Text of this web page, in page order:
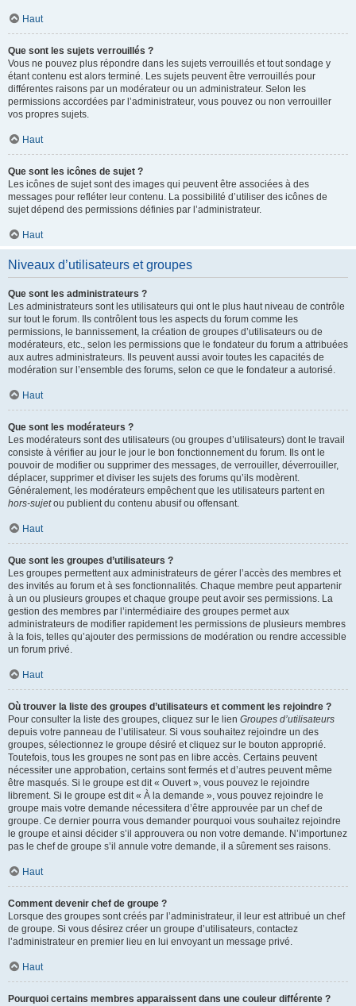
Haut
Que sont les sujets verrouillés ?
Vous ne pouvez plus répondre dans les sujets verrouillés et tout sondage y
étant contenu est alors terminé. Les sujets peuvent être verrouillés pour
différentes raisons par un modérateur ou un administrateur. Selon les
permissions accordées par l’administrateur, vous pouvez ou non verrouiller
vos propres sujets.
Haut
Que sont les icônes de sujet ?
Les icônes de sujet sont des images qui peuvent être associées à des
messages pour refléter leur contenu. La possibilité d’utiliser des icônes de
sujet dépend des permissions définies par l’administrateur.
Haut
Niveaux d’utilisateurs et groupes
Que sont les administrateurs ?
Les administrateurs sont les utilisateurs qui ont le plus haut niveau de contrôle
sur tout le forum. Ils contrôlent tous les aspects du forum comme les
permissions, le bannissement, la création de groupes d’utilisateurs ou de
modérateurs, etc., selon les permissions que le fondateur du forum a attribuées
aux autres administrateurs. Ils peuvent aussi avoir toutes les capacités de
modération sur l’ensemble des forums, selon ce que le fondateur a autorisé.
Haut
Que sont les modérateurs ?
Les modérateurs sont des utilisateurs (ou groupes d’utilisateurs) dont le travail
consiste à vérifier au jour le jour le bon fonctionnement du forum. Ils ont le
pouvoir de modifier ou supprimer des messages, de verrouiller, déverrouiller,
déplacer, supprimer et diviser les sujets des forums qu’ils modèrent.
Généralement, les modérateurs empêchent que les utilisateurs partent en
hors-sujetou publient du contenu abusif ou offensant.
Haut
Que sont les groupes d’utilisateurs ?
Les groupes permettent aux administrateurs de gérer l’accès des membres et
des invités au forum et à ses fonctionnalités. Chaque membre peut appartenir
à un ou plusieurs groupes et chaque groupe peut avoir ses permissions. La
gestion des membres par l’intermédiaire des groupes permet aux
administrateurs de modifier rapidement les permissions de plusieurs membres
à la fois, telles qu’ajouter des permissions de modération ou rendre accessible
un forum privé.
Haut
Où trouver la liste des groupes d’utilisateurs et comment les rejoindre ?
Pour consulter la liste des groupes, cliquez sur le lien Groupes d’utilisateurs
depuis votre panneau de l’utilisateur. Si vous souhaitez rejoindre un des
groupes, sélectionnez le groupe désiré et cliquez sur le bouton approprié.
Toutefois, tous les groupes ne sont pas en libre accès. Certains peuvent
nécessiter une approbation, certains sont fermés et d’autres peuvent même
être masqués. Si le groupe est dit « Ouvert », vous pouvez le rejoindre
librement. Si le groupe est dit « À la demande », vous pouvez rejoindre le
groupe mais votre demande nécessitera d’être approuvée par un chef de
groupe. Ce dernier pourra vous demander pourquoi vous souhaitez rejoindre
le groupe et ainsi décider s’il approuvera ou non votre demande. N’importunez
pas le chef de groupe s’il annule votre demande, il a sûrement ses raisons.
Haut
Comment devenir chef de groupe ?
Lorsque des groupes sont créés par l’administrateur, il leur est attribué un chef
de groupe. Si vous désirez créer un groupe d’utilisateurs, contactez
l’administrateur en premier lieu en lui envoyant un message privé.
Haut
Pourquoi certains membres apparaissent dans une couleur différente ?